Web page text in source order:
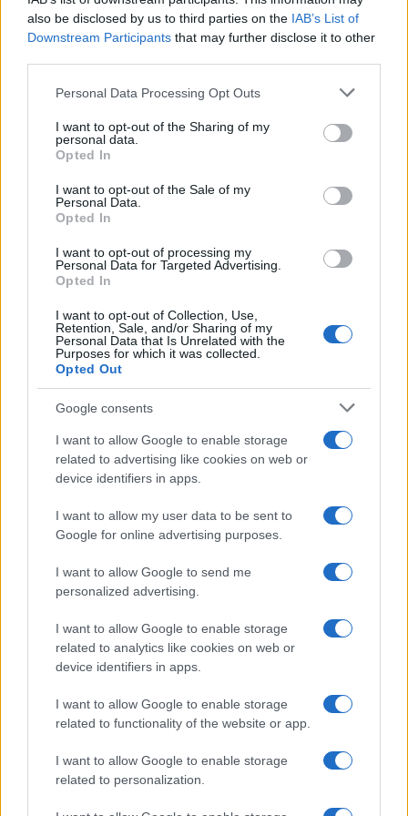
also be disclosed by us to third parties on the IAB’s List of
Downstream Participants that may further disclose it to other
Please note that this website/app uses one or more Google
not limited to your visit or usage behaviour. You may click to
grant or deny consent to Google and its third-party tags to
use your data for below specified purposes in below Google
consent section.
Personal Data Processing Opt Outs
I want to opt-out of the Sharing of my
personal data.
Opted In
I want to opt-out of the Sale of my
Personal Data.
Opted In
I want to opt-out of processing my
Personal Data for Targeted Advertising.
Opted In
I want to opt-out of Collection, Use,
Retention, Sale, and/or Sharing of my
Personal Data that Is Unrelated with the
Purposes for which it was collected.
Opted Out
Google consents
I want to allow Google to enable storage
related to advertising like cookies on web or
device identifiers in apps.
I want to allow my user data to be sent to
Google for online advertising purposes.
I want to allow Google to send me
personalized advertising.
I want to allow Google to enable storage
related to analytics like cookies on web or
device identifiers in apps.
I want to allow Google to enable storage
related to functionality of the website or app.
I want to allow Google to enable storage
related to personalization.
Mario Malu
Martina Agostina Diturco
I nostri cari
I nostri cari
Giovannimaria Cabras
Invia un Comunicato Stampa